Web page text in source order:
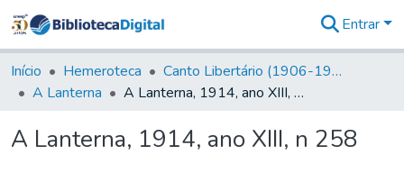
&
Coleções
Tudo na
Digital
Entrar
Início Hemeroteca
Canto Libertário (1906-1995)
A Lanterna
A Lanterna, 1914, ano XIII, n 258
A Lanterna, 1914, ano XIII, n 258